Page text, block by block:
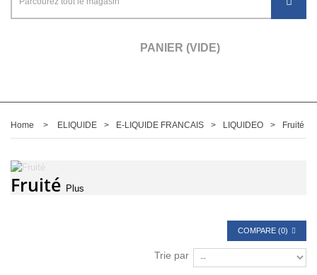
PANIER (VIDE)
Home > ELIQUIDE > E-LIQUIDE FRANCAIS > LIQUIDEO > Fruité
Fruité Plus
COMPARE (0)
Trie par